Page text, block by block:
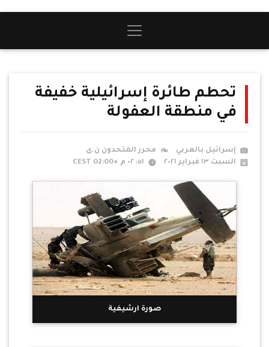
تحطم طائرة إسرائيلية خفيفة
في منطقة العفولة
إسرائيل بالعربي
محرر المتحدون ن.ى
السبت ١٣ فبراير ٢٠٢١
٥١: ٠٢ م +02:00 CEST
صورة ارشيفية